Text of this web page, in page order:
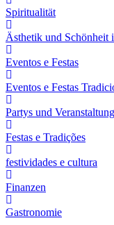
Spiritualität
Ästhetik und Schönheit
Eventos e Festas
Eventos e Festas
Partys und
Festas e Tradições
festividades e cultura
Finanzen
Gastronomie